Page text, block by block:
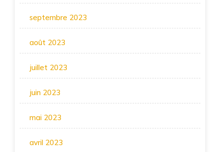
septembre 2023
août 2023
juillet 2023
juin 2023
mai 2023
avril 2023